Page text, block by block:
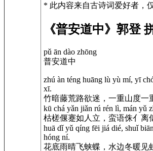
* 此内容来自古诗词爱好者，
《普安道中》郭登
pǔ ān dào zhōng
普安道中
zhú àn téng huāng lù yù mí, yī
xī.
竹暗藤荒路欲迷，一重山度一
kū chá yǎn jiǎn rú rén lì, mán yǔ
枯槎偃蹇如人立，蛮语侏亻离
huā dǐ yǔ qíng fēi jiá dié, shuǐ
hóng ní.
花底雨晴飞蛱蝶，水边冬暖见